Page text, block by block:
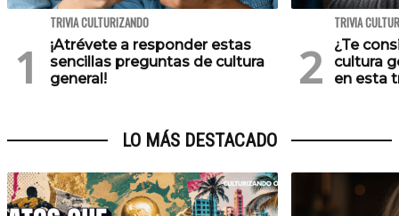
TRIVIA CULTURIZANDO
¡Atrévete a responder estas
sencillas preguntas de cultura
general!
TRIVIA
¿Te
cultura
en esta
LO MÁS DESTACADO